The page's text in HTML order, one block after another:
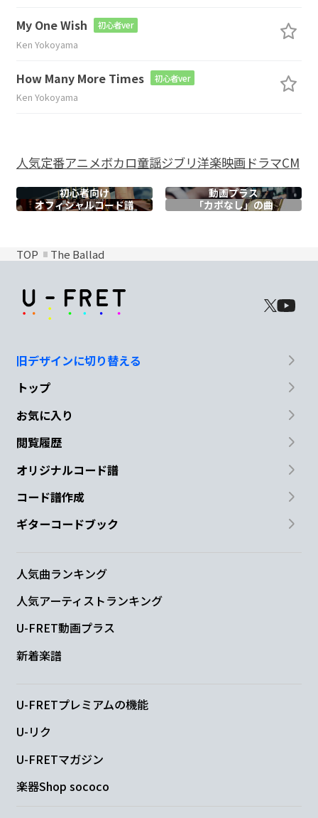
My One Wish 初心者ver
Ken Yokoyama
How Many More Times 初心者ver
Ken Yokoyama
人気定番アニメボカロ童謡ジブリ洋楽映画ドラマCM
初心者向け
動画プラス
オフィシャルコード譜 「カポなし」の曲
TOP The Ballad
旧デザインに切り替える
トップ
お気に入り
閲覧履歴
オリジナルコード譜
コード譜作成
ギターコードブック
人気曲ランキング
人気アーティストランキング
U-FRET動画プラス
新着楽譜
U-FRETプレミアムの機能
U-リク
U-FRETマガジン
楽器Shop sococo